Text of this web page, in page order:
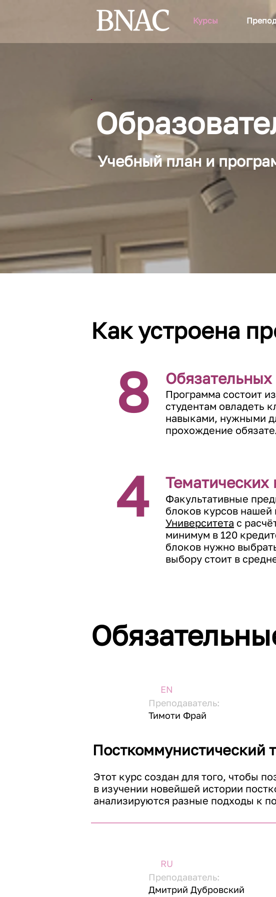
Курсы
Учебный план и
Как устроена
8
Программа состоит
студентам овладеть
навыками, нужными
прохождение
4
Факультативные
блоков курсов
Университета с
минимум в 120
блоков нужно
выбору стоит в
EN
Преподаватель:
Тимоти Фрай
Посткоммунистический
Этот курс создан для того, чтобы
в изучении новейшей истории
анализируются разные подходы к
инструменты для интерпретации
Студенты изучат:
- какова взаимосвязь между
RU
Преподаватель:
Дмитрий Дубровский